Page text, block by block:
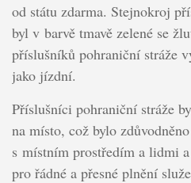
od státu zdarma. Stejnokroj
byl v barvě tmavě zelené se
příslušníků pohraniční stráže
jako jízdní.
Příslušníci pohraniční stráže
na místo, což bylo
s místním prostředím a lidmi
pro řádné a přesné plnění